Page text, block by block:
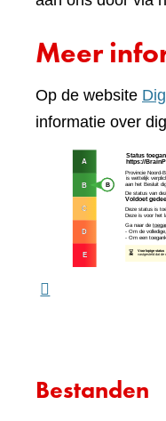
Meer
Op de website
informatie over
Bestanden